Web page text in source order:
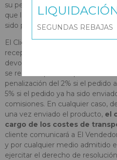
su pedido en cualquier
que la anulación se comunique
sido puesto a disposición del
El Cliente dispondrá de un plazo
recepción del pedido para
devolución del producto
se realizará por el importe total
penalización del 2% si el pedido
5% si el pedido ya ha sido
comisiones. En cualquier caso,
una vez enviado el producto, el
cargo de los costes de
cliente comunicará a El
y por cualquier medio admitido
ejercitar el derecho de
SEGUNDAS REBAJAS